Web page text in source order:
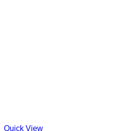
Quick View